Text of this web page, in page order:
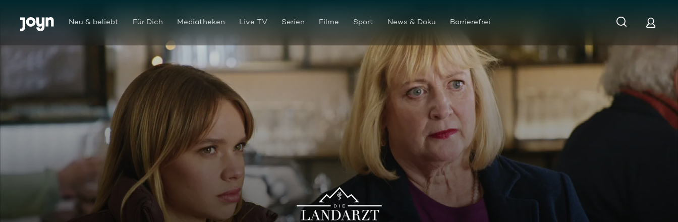
Zum Inhalt springen
Barrierefrei Neu & beliebt Für Dich Mediatheken Live TV Serien Filme Sport News & Doku Barrierefrei
Ein gutes Team!